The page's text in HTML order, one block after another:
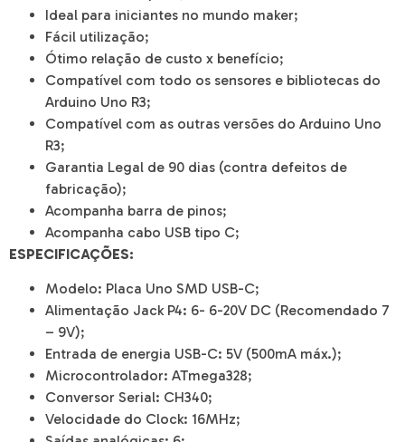
Ideal para iniciantes no mundo maker;
Fácil utilização;
Ótimo relação de custo x benefício;
Compatível com todo os sensores e bibliotecas do
Arduino Uno R3;
Compatível com as outras versões do Arduino Uno
R3;
Garantia Legal de 90 dias (contra defeitos de
fabricação);
Acompanha barra de pinos;
Acompanha cabo USB tipo C;
ESPECIFICAÇÕES:
Modelo: Placa Uno SMD USB-C;
Alimentação Jack P4: 6- 6-20V DC (Recomendado 7
– 9V);
Entrada de energia USB-C: 5V (500mA máx.);
Microcontrolador: ATmega328;
Conversor Serial: CH340;
Velocidade do Clock: 16MHz;